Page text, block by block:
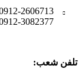
2606713
3082377
تلفن شعب: